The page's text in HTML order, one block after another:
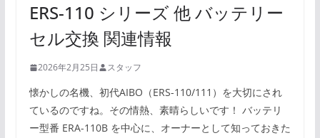
ERS-110 シリーズ 他 バッテリー
セル交換 関連情報
2026年2月25日 スタッフ
懐かしの名機、初代AIBO（ERS-110/111）を大切にされ
ているのですね。その情熱、素晴らしいです！ バッテリ
ー型番 ERA-110B を中心に、オーナーとして知っておきた